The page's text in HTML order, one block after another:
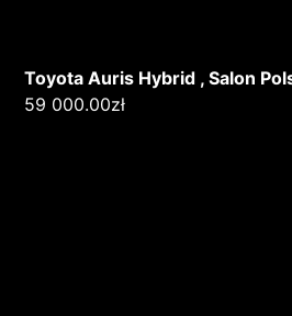
Toyota Auris Hybrid , Salon
59 000.00zł